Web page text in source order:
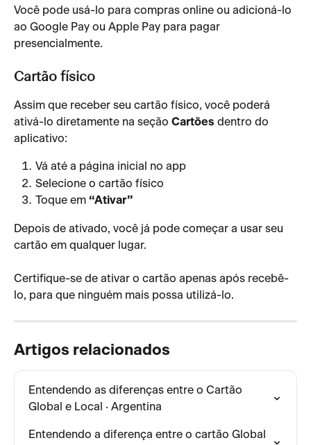
Você pode usá-lo para compras online ou adicioná-lo
ao Google Pay ou Apple Pay para pagar
presencialmente.
Cartão físico
Assim que receber seu cartão físico, você poderá
ativá-lo diretamente na seção Cartões dentro do
aplicativo:
Vá até a página inicial no app
Selecione o cartão físico
Toque em “Ativar”
Depois de ativado, você já pode começar a usar seu
cartão em qualquer lugar.
Certifique-se de ativar o cartão apenas após recebê-
lo, para que ninguém mais possa utilizá-lo.
Artigos relacionados
Entendendo as diferenças entre o Cartão
Global e Local · Argentina
Entendendo a diferença entre o cartão Global